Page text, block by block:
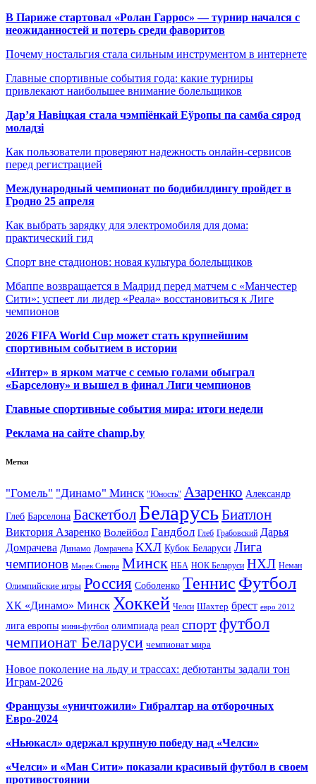
В Париже стартовал «Ролан Гаррос» — турнир начался с
неожиданностей и потерь среди фаворитов
Почему ностальгия стала сильным инструментом в интернете
Главные спортивные события года: какие турниры
привлекают наибольшее внимание болельщиков
Дар’я Навіцкая стала чэмпіёнкай Еўропы па самба сярод
моладзі
Как пользователи проверяют надежность онлайн-сервисов
перед регистрацией
Международный чемпионат по бодибилдингу пройдет в
Гродно 25 апреля
Как выбрать зарядку для электромобиля для дома:
практический гид
Спорт вне стадионов: новая культура болельщиков
Мбаппе возвращается в Мадрид перед матчем с «Манчестер
Сити»: успеет ли лидер «Реала» восстановиться к Лиге
чемпионов
2026 FIFA World Cup может стать крупнейшим
спортивным событием в истории
«Интер» в ярком матче с семью голами обыграл
«Барселону» и вышел в финал Лиги чемпионов
Главные спортивные события мира: итоги недели
Реклама на сайте champ.by
Метки
"Гомель" "Динамо" Минск "Юность" Азаренко Александр
Глеб Барселона Баскетбол БеларусьБиатлон
Виктория Азаренко Волейбол Гандбол Глеб Грабовский Дарья
Домрачева Динамо Домрачева КХЛ Кубок Беларуси Лига
чемпионов Марек Сикора Минск НБА НОК Беларуси НХЛ Неман
Олимпийские игры Россия Соболенко Теннис Футбол
ХК «Динамо» Минск Хоккей Челси Шахтер брест евро 2012
лига европы мини-футбол олимпиада реал спортфутбол
чемпионат Беларуси чемпионат мира
Новое поколение на льду и трассах: дебютанты задали тон
Играм-2026
Французы «уничтожили» Гибралтар на отборочных
Евро-2024
«Ньюкасл» одержал крупную победу над «Челси»
«Челси» и «Ман Сити» показали красивый футбол в своем
противостоянии